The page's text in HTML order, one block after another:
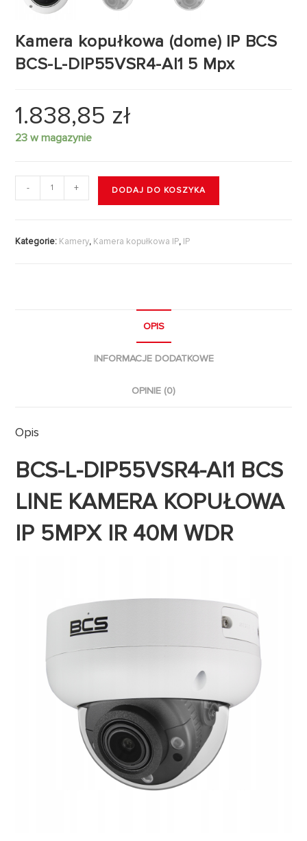
Kamera kopułkowa (dome) IP BCS
BCS-L-DIP55VSR4-AI1 5 Mpx
1.838,85 zł
23 w magazynie
- + DODAJ DO KOSZYKA
Kategorie: Kamery, Kamera kopułkowa IP, IP
OPIS
INFORMACJE DODATKOWE
OPINIE (0)
Opis
BCS-L-DIP55VSR4-AI1 BCS
LINE KAMERA KOPUŁOWA
IP 5MPX IR 40M WDR